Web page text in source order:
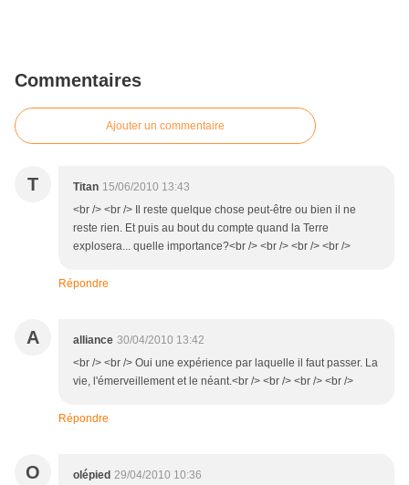
Commentaires
Ajouter un commentaire
T Titan 15/06/2010 13:43
<br /> <br /> Il reste quelque chose peut-être ou bien il ne
reste rien. Et puis au bout du compte quand la Terre
explosera... quelle importance?<br /> <br /> <br /> <br />
Répondre
A alliance 30/04/2010 13:42
<br /> <br /> Oui une expérience par laquelle il faut passer. La
vie, l'émerveillement et le néant.<br /> <br /> <br /> <br />
Répondre
O olépied 29/04/2010 10:36